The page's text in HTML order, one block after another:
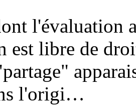
l'évaluation
est libre de
l'origi…